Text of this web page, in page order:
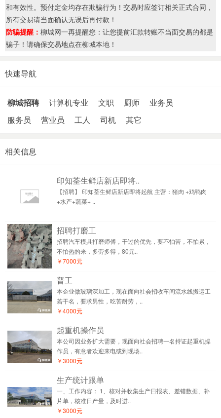
和有效性。预付定金均存在欺骗行为！交易时应签订相关正式合同，
所有交易请当面确认无误后再付款！
防骗提醒： 柳城网一再提醒您：让您提前汇款转账不当面交易的都是
骗子！请确保交易地点在柳城本地！
快速导航
柳城招聘 计算机专业 文职 厨师
业务员
服务员
营业员 工人 司机 其它
相关信息
印知荃生鲜店新店即将..
【招聘】 印知荃生鲜店新店即将起航 主营：猪肉 +鸡鸭肉
+水产+蔬菜+ ..
招聘打磨工
招聘汽车模具打磨师傅，干过的优先，要不怕苦，不怕累，
不怕热的来，多劳多得，80元..
￥7000元
普工
本企业做玻璃深加工，现在面向社会招收车间流水线搬运工
若干名，要求男性，吃苦耐劳，..
￥4000元
起重机操作员
本公司因业务扩大需要，现面向社会招聘一名持证起重机操
作员，有意者欢迎来电或到现场..
￥3000元
生产统计跟单
一、工作内容： 1、核对并收集生产日报表、差错数据、补
片单，核准日产量，及时进..
￥3000元